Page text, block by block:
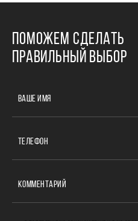
ПОМОЖЕМ СДЕЛАТЬ
ПРАВИЛЬНЫЙ ВЫБОР
ВАШЕ ИМЯ
ТЕЛЕФОН
КОММЕНТАРИЙ